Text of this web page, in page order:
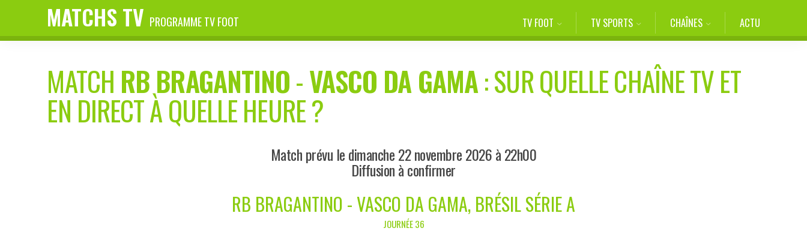
MATCHS TV PROGRAMME TV FOOT TV FOOT TV SPORTS CHAÎNES ACTU
MATCH RB BRAGANTINO-VASCO DA GAMA: SUR QUELLE CHAÎNE TV ET
EN DIRECT À QUELLE HEURE ?
Match prévu le dimanche 22 novembre 2026 à 22h00
Diffusion à confirmer
RB BRAGANTINO - VASCO DA GAMA, BRÉSIL SÉRIE A
JOURNÉE 36